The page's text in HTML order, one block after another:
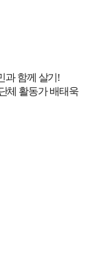
과 함께 살기!
체 활동가 배태욱